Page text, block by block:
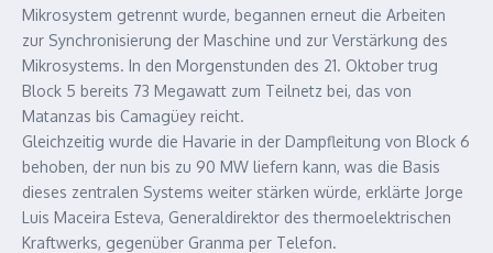
Mikrosystem getrennt wurde, begannen erneut die Arbeiten
zur Synchronisierung der Maschine und zur Verstärkung des
Mikrosystems. In den Morgenstunden des 21. Oktober trug
Block 5 bereits 73 Megawatt zum Teilnetz bei, das von
Matanzas bis Camagüey reicht.
Gleichzeitig wurde die Havarie in der Dampfleitung von Block 6
behoben, der nun bis zu 90 MW liefern kann, was die Basis
dieses zentralen Systems weiter stärken würde, erklärte Jorge
Luis Maceira Esteva, Generaldirektor des thermoelektrischen
Kraftwerks, gegenüber Granma per Telefon.